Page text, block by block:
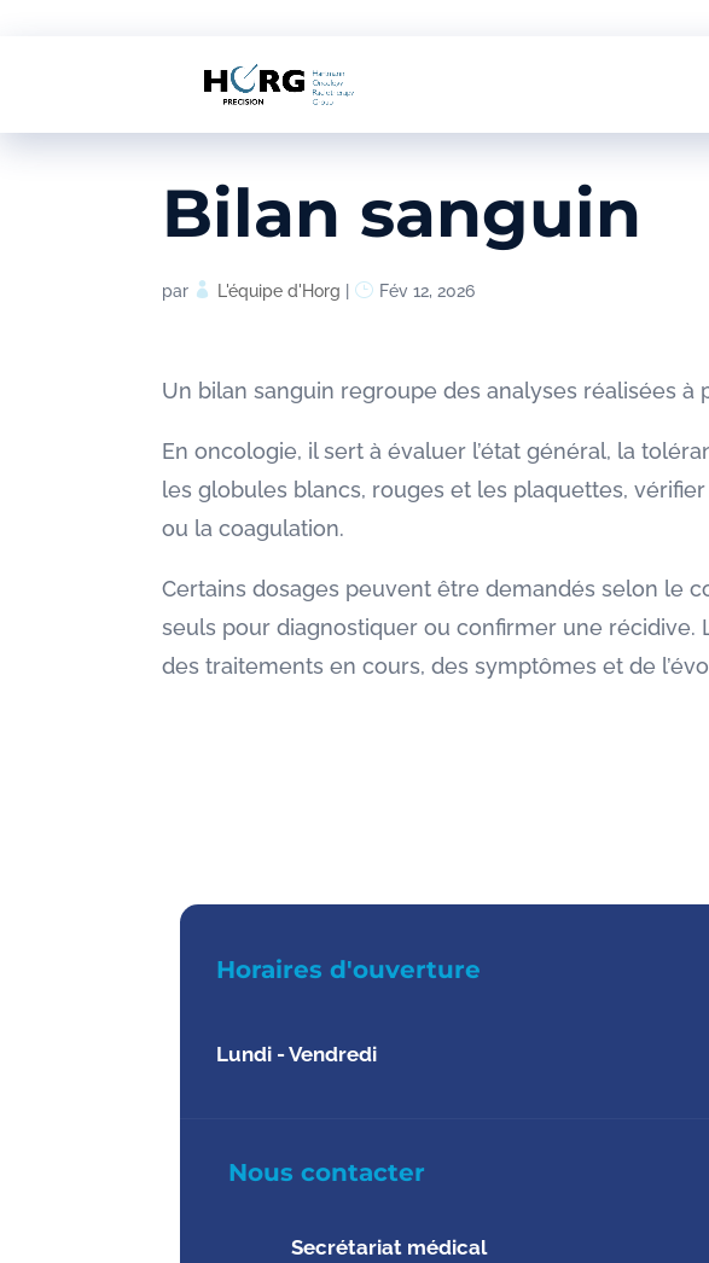
Bilan sanguin
par L'équipe d'Horg Fév 12, 2026
Un bilan sanguin regroupe des analyses réalisées à
En oncologie, il sert à évaluer l’état général, la
les globules blancs, rouges et les plaquettes,
ou la coagulation.
Certains dosages peuvent être demandés selon le
seuls pour diagnostiquer ou confirmer une récidive.
des traitements en cours, des symptômes et de
Horaires d'ouverture
Lundi - Vendredi
Nous contacter
Secrétariat médical